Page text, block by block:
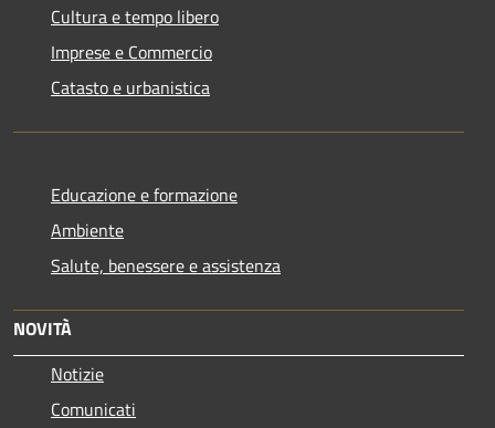
Cultura e tempo libero
Imprese e Commercio
Catasto e urbanistica
Educazione e formazione
Ambiente
Salute, benessere e assistenza
NOVITÀ
Notizie
Comunicati